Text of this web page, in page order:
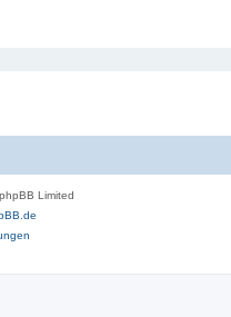
Limited